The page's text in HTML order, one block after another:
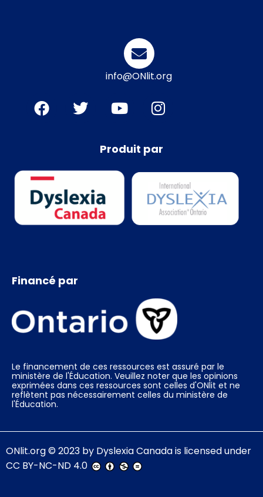
info@ONlit.org
Produit par
Financé par
Le financement de ces ressources est assuré par le
ministère de l'Éducation. Veuillez noter que les opinions
exprimées dans ces ressources sont celles d'ONlit et ne
reflètent pas nécessairement celles du ministère de
l'Éducation.
ONlit.org© 2023 by Dyslexia Canadais licensed under
CC BY-NC-ND 4.0